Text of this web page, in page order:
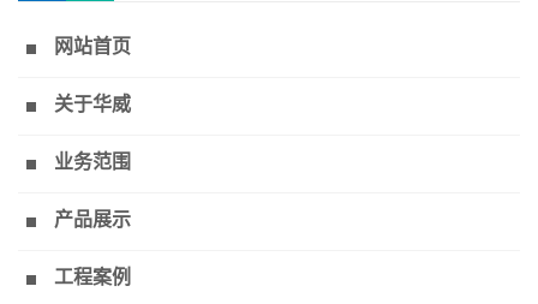
网站首页
关于华威
业务范围
产品展示
工程案例